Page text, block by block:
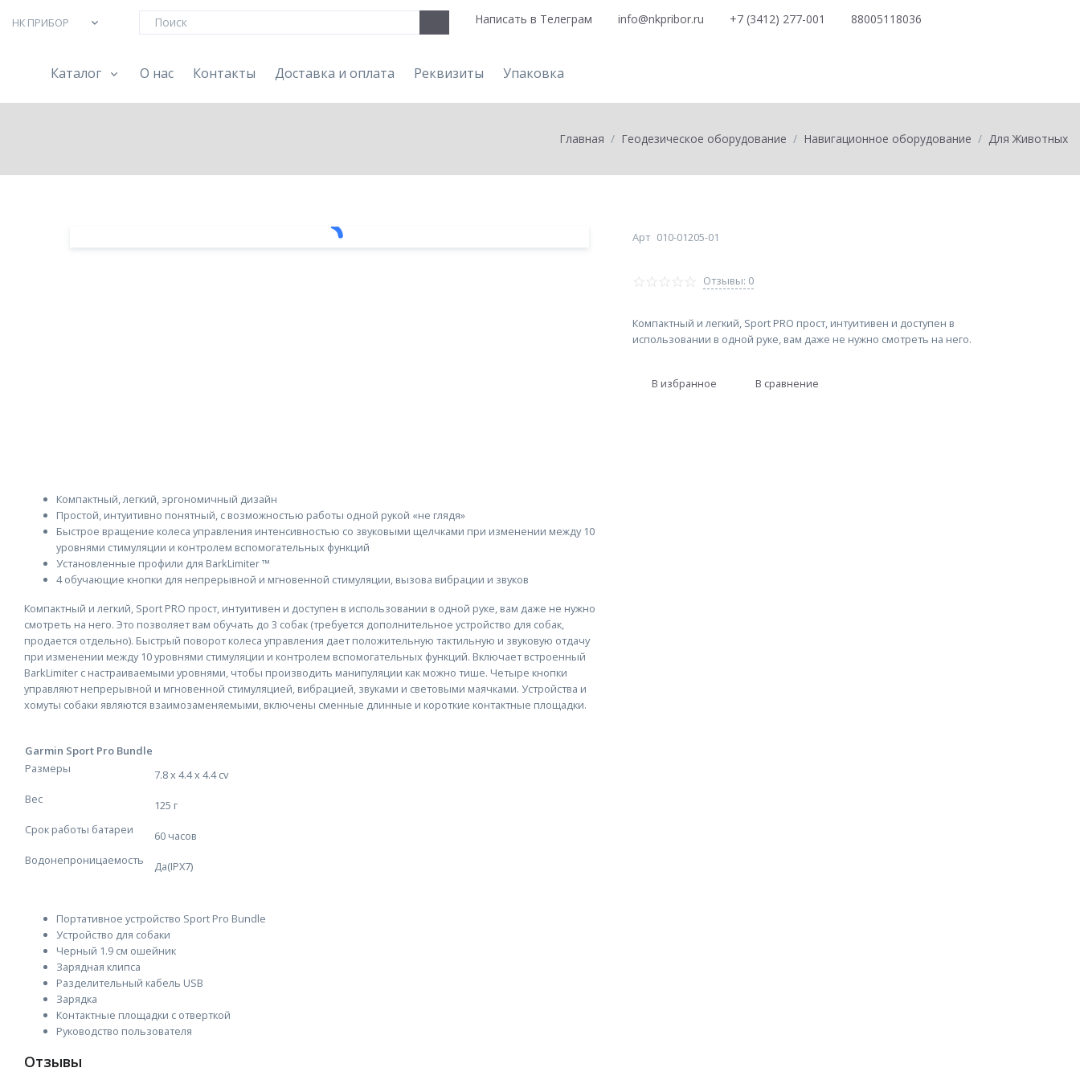
НК ПРИБОР Написать в Телеграм info@nkpribor.ru +7 (3412) 277-001 88005118036
Каталог О нас Контакты Доставка и оплата Реквизиты Упаковка
Главная Геодезическое оборудование Навигационное оборудование Для Животных
Арт 010-01205-01
Отзывы: 0
Компактный и легкий, Sport PRO прост, интуитивен и доступен в
использовании в одной руке, вам даже не нужно смотреть на него.
В избранное В сравнение
Компактный, легкий, эргономичный дизайн
Простой, интуитивно понятный, с возможностью работы одной рукой «не глядя»
Быстрое вращение колеса управления интенсивностью со звуковыми щелчками при изменении между 10
уровнями стимуляции и контролем вспомогательных функций
Установленные профили для BarkLimiter ™
4 обучающие кнопки для непрерывной и мгновенной стимуляции, вызова вибрации и звуков
Компактный и легкий, Sport PRO прост, интуитивен и доступен в использовании в одной руке, вам даже не нужно
смотреть на него. Это позволяет вам обучать до 3 собак (требуется дополнительное устройство для собак,
продается отдельно). Быстрый поворот колеса управления дает положительную тактильную и звуковую отдачу
при изменении между 10 уровнями стимуляции и контролем вспомогательных функций. Включает встроенный
BarkLimiter с настраиваемыми уровнями, чтобы производить манипуляции как можно тише. Четыре кнопки
управляют непрерывной и мгновенной стимуляцией, вибрацией, звуками и световыми маячками. Устройства и
хомуты собаки являются взаимозаменяемыми, включены сменные длинные и короткие контактные площадки.
Garmin Sport Pro Bundle
Размеры
7.8 x 4.4 x 4.4 сv
Вес
125 г
Срок работы батареи
60 часов
Водонепроницаемость
Да(IPX7)
Портативное устройство Sport Pro Bundle
Устройство для собаки
Черный 1.9 см ошейник
Зарядная клипса
Разделительный кабель USB
Зарядка
Контактные площадки с отверткой
Руководство пользователя
Отзывы